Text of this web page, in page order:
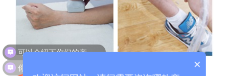
你们是怎么收费的呢？ ×